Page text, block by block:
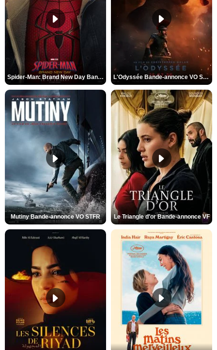
Spider-Man: Brand New Day Bande-annonce VO STFR L'Odyssée Bande-annonce VO STFR
Mutiny Bande-annonce VO STFR Le Triangle d'or Bande-annonce VF